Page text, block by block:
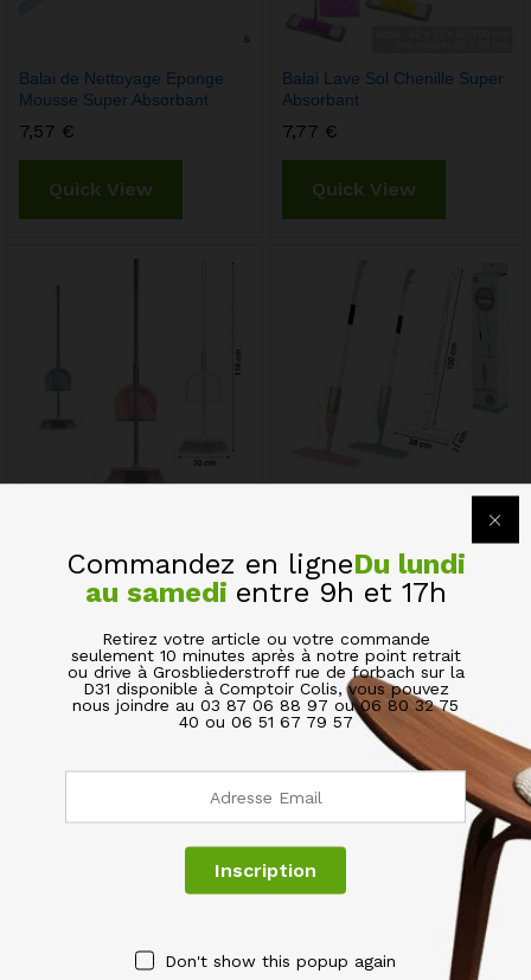
Balai de Nettoyage Eponge
Mousse Super Absorbant
7,57 €
Quick View
Balai Lave Sol Chenille Super
Absorbant
7,77 €
Quick View
€ 12,00€
HOUSSE BALAI MICROFIBRE
ou Pantoufles Pour Le
Housse Microfibre Pour Balai
de Ménage Taille Standard
Commandez en ligneDu lundi
au samedi entre 9h et 17h
Retirez votre article ou votre commande
seulement 10 minutes après à notre point retrait
ou drive à Grosbliederstroff rue de forbach sur la
D31 disponible à Comptoir Colis, vous pouvez
nous joindre au 03 87 06 88 97 ou 06 80 32 75
40 ou 06 51 67 79 57
Don't show this popup again